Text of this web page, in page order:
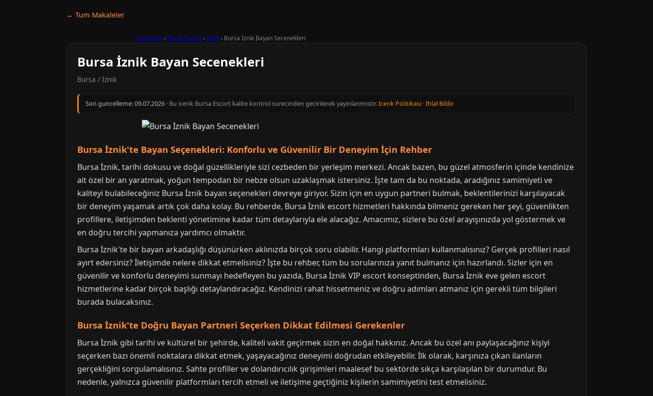
← Tum Makaleler
Ana Sayfa › Bursa Escort› İznik› Bursa İznik Bayan Secenekleri
Bursa İznik Bayan Secenekleri
Bursa / İznik
Son guncelleme:09.07.2026 · Bu icerik Bursa Escort kalite kontrol surecinden gecirilerek yayinlanmistir.Icerik Politikasi ·Ihlal Bildir
Bursa İznik'te Bayan Seçenekleri: Konforlu ve Güvenilir Bir Deneyim İçin Rehber
Bursa İznik, tarihi dokusu ve doğal güzellikleriyle sizi cezbeden bir yerleşim merkezi. Ancak bazen, bu güzel atmosferin içinde kendinize
ait özel bir an yaratmak, yoğun tempodan bir nebze olsun uzaklaşmak istersiniz. İşte tam da bu noktada, aradığınız samimiyeti ve
kaliteyi bulabileceğiniz Bursa İznik bayan seçenekleri devreye giriyor. Sizin için en uygun partneri bulmak, beklentilerinizi karşılayacak
bir deneyim yaşamak artık çok daha kolay. Bu rehberde, Bursa İznik escort hizmetleri hakkında bilmeniz gereken her şeyi, güvenlikten
profillere, iletişimden beklenti yönetimine kadar tüm detaylarıyla ele alacağız. Amacımız, sizlere bu özel arayışınızda yol göstermek ve
en doğru tercihi yapmanıza yardımcı olmaktır.
Bursa İznik'te bir bayan arkadaşlığı düşünürken aklınızda birçok soru olabilir. Hangi platformları kullanmalısınız? Gerçek profilleri nasıl
ayırt edersiniz? İletişimde nelere dikkat etmelisiniz? İşte bu rehber, tüm bu sorularınıza yanıt bulmanız için hazırlandı. Sizler için en
güvenilir ve konforlu deneyimi sunmayı hedefleyen bu yazıda, Bursa İznik VIP escort konseptinden, Bursa İznik eve gelen escort
hizmetlerine kadar birçok başlığı detaylandıracağız. Kendinizi rahat hissetmeniz ve doğru adımları atmanız için gerekli tüm bilgileri
burada bulacaksınız.
Bursa İznik'te Doğru Bayan Partneri Seçerken Dikkat Edilmesi Gerekenler
Bursa İznik gibi tarihi ve kültürel bir şehirde, kaliteli vakit geçirmek sizin en doğal hakkınız. Ancak bu özel anı paylaşacağınız kişiyi
seçerken bazı önemli noktalara dikkat etmek, yaşayacağınız deneyimi doğrudan etkileyebilir. İlk olarak, karşınıza çıkan ilanların
gerçekliğini sorgulamalısınız. Sahte profiller ve dolandırıcılık girişimleri maalesef bu sektörde sıkça karşılaşılan bir durumdur. Bu
nedenle, yalnızca güvenilir platformları tercih etmeli ve iletişime geçtiğiniz kişilerin samimiyetini test etmelisiniz.